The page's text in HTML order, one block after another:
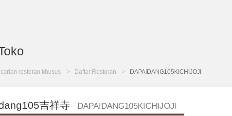
restoran khusus Daftar Restoran DAPAIDANG105KICHIJOJI
吉祥寺 DAPAIDANG105KICHIJOJI